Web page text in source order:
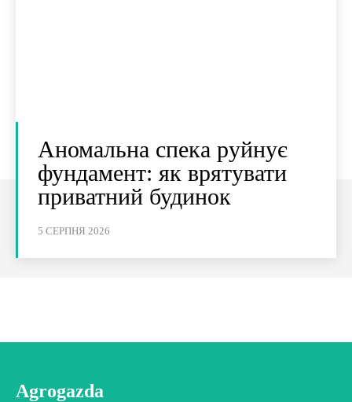
Аномальна спека руйнує
фундамент: як врятувати
приватний будинок
5 СЕРПНЯ 2026
Agrogazda